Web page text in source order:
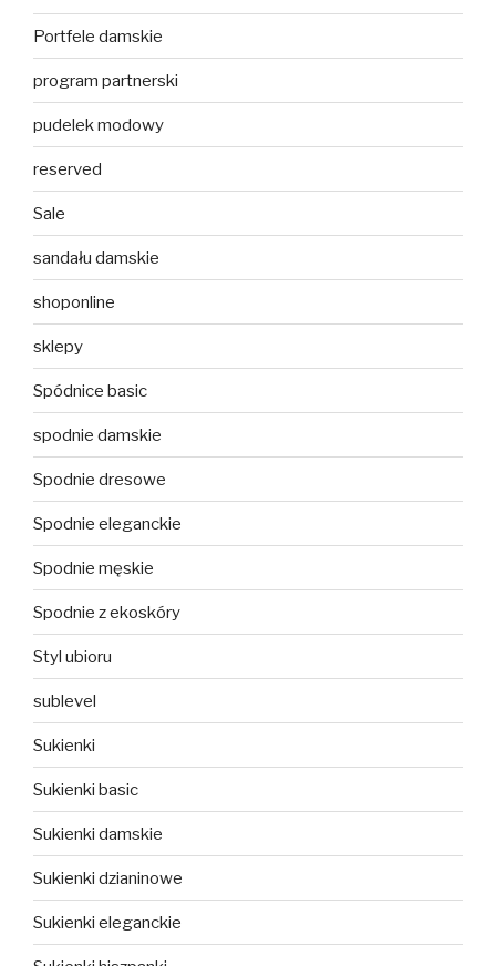
Portfele damskie
program partnerski
pudelek modowy
reserved
Sale
sandału damskie
shoponline
sklepy
Spódnice basic
spodnie damskie
Spodnie dresowe
Spodnie eleganckie
Spodnie męskie
Spodnie z ekoskóry
Styl ubioru
sublevel
Sukienki
Sukienki basic
Sukienki damskie
Sukienki dzianinowe
Sukienki eleganckie